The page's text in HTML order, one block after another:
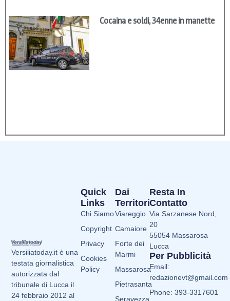
Cocaina e soldi, 34enne in manette
Versiliatoday.it è una
testata giornalistica
autorizzata dal
tribunale di Lucca il
24 febbraio 2012 al
Dai
Territori
Viareggio
Camaiore
Forte dei
Marmi
Massarosa
Pietrasanta
Seravezza
Quick
Links
Chi Siamo
Copyright
Privacy
Cookies
Policy
Resta In
Contatto
Via Sarzanese Nord,
20
55054 Massarosa
Lucca
Per Pubblicità
Email:
redazionevt@gmail.com
Phone: 393-3317601